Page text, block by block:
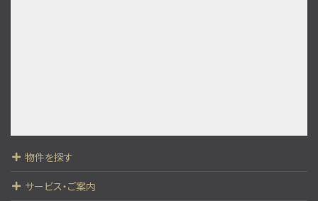
物件を探す
サービス・ご案内